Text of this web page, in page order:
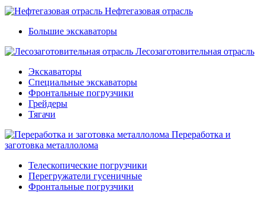
Нефтегазовая отрасль
Большие экскаваторы
Лесозаготовительная отрасль
Экскаваторы
Специальные экскаваторы
Фронтальные погрузчики
Грейдеры
Тягачи
Переработка и
заготовка металлолома
Телескопические погрузчики
Перегружатели гусеничные
Фронтальные погрузчики